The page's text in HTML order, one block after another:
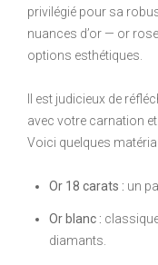
privilégié pour sa
nuances d’or — or
options esthétiques.
Il est judicieux de
avec votre carnation
Voici quelques
Or 18 carats : un
Or blanc :
diamants.